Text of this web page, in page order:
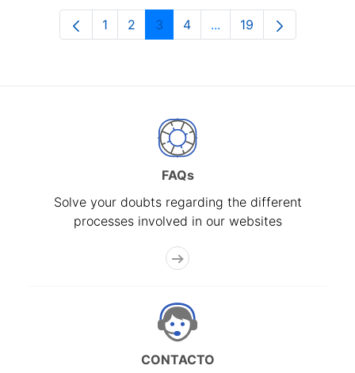
Page
1 Page
2 Page
3 Page
4 ...Intermediate Pages
Page
19
FAQs
Solve your doubts regarding the different
processes involved in our websites
CONTACTO